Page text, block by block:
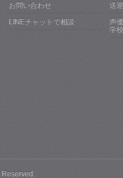
お問い合わせ
LINEチャットで相談
送
声
学